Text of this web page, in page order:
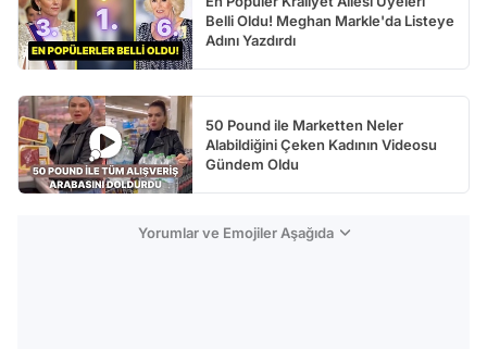
Belli Oldu! Meghan Markle'da Listeye
Adını Yazdırdı
50 Pound ile Marketten Neler
Alabildiğini Çeken Kadının Videosu
Gündem Oldu
Yorumlar ve Emojiler Aşağıda